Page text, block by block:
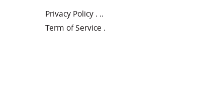
Privacy Policy . ..
Term of Service .